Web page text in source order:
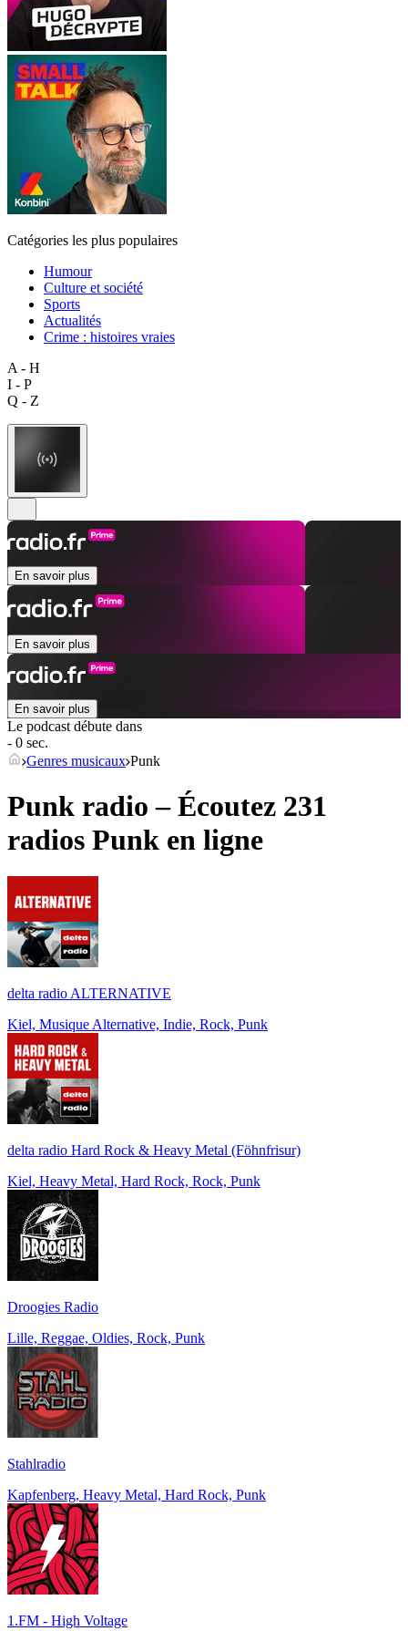
Catégories les plus populaires
Humour
Culture et société
Sports
Actualités
Crime : histoires vraies
A - H
I - P
Q - Z
En savoir plus
En savoir plus
En savoir plus
Le podcast débute dans
- 0 sec.
Genres musicaux Punk
Punk radio – Écoutez 231
radios Punk en ligne
delta radio ALTERNATIVE
Kiel, Musique Alternative, Indie, Rock, Punk
delta radio Hard Rock & Heavy Metal (Föhnfrisur)
Kiel, Heavy Metal, Hard Rock, Rock, Punk
Droogies Radio
Lille, Reggae, Oldies, Rock, Punk
Stahlradio
Kapfenberg, Heavy Metal, Hard Rock, Punk
1.FM - High Voltage